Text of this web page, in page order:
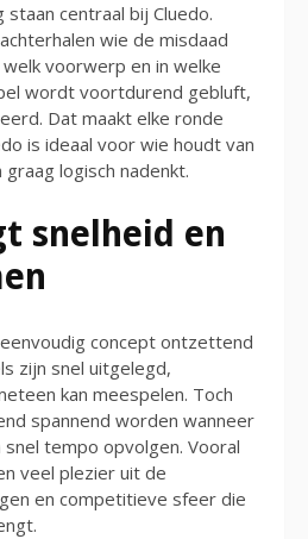
centraal bij Cluedo.
wie de misdaad
voorwerp en in welke
wordt voortdurend gebluft,
Dat maakt elke ronde
is ideaal voor wie houdt van
logisch nadenkt.
snelheid en
concept ontzettend
zijn snel uitgelegd,
kan meespelen. Toch
spannend worden wanneer
tempo opvolgen. Vooral
veel plezier uit de
en competitieve sfeer die